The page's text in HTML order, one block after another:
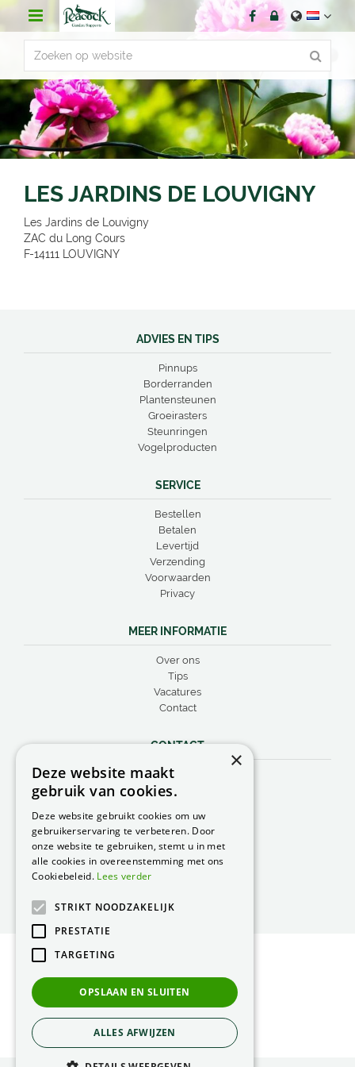
r
n
t
LES JARDINS DE LOUVIGNY
Les Jardins de Louvigny
ZAC du Long Cours
F-14111
LOUVIGNY
ADVIES EN TIPS
Pinnups
Borderranden
Plantensteunen
Groeirasters
Steunringen
Vogelproducten
SERVICE
Bestellen
Betalen
Levertijd
Verzending
Voorwaarden
Privacy
MEER INFORMATIE
Over ons
Tips
Vacatures
Contact
CONTACT
Peacock Garden Supports
Industrieweg 22
Nederland
0499 57 40 80
F. 0499 57 40 84
E.peacock@peacock.nl
Privacy Statement
Green Solutions
×
Deze website maakt
gebruik van cookies.
Deze website gebruikt cookies om uw
gebruikerservaring te verbeteren. Door
onze website te gebruiken, stemt u in met
alle cookies in overeenstemming met ons
Cookiebeleid. Lees verder
STRIKT NOODZAKELIJK
PRESTATIE
TARGETING
OPSLAAN EN SLUITEN
ALLES AFWIJZEN